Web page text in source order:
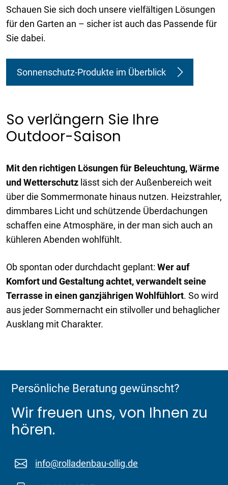
Schauen Sie sich doch unsere vielfältigen Lösungen
für den Garten an – sicher ist auch das Passende für
Sie dabei.
Sonnenschutz-Produkte im Überblick
So verlängern Sie Ihre
Outdoor-Saison
Mit den richtigen Lösungen für Beleuchtung, Wärme
und Wetterschutz lässt sich der Außenbereich weit
über die Sommermonate hinaus nutzen. Heizstrahler,
dimmbares Licht und schützende Überdachungen
schaffen eine Atmosphäre, in der man sich auch an
kühleren Abenden wohlfühlt.
Ob spontan oder durchdacht geplant: Wer auf
Komfort und Gestaltung achtet, verwandelt seine
Terrasse in einen ganzjährigen Wohlfühlort. So wird
aus jeder Sommernacht ein stilvoller und behaglicher
Ausklang mit Charakter.
Persönliche Beratung gewünscht?
Wir freuen uns, von Ihnen zu
hören.
info@rolladenbau-ollig.de